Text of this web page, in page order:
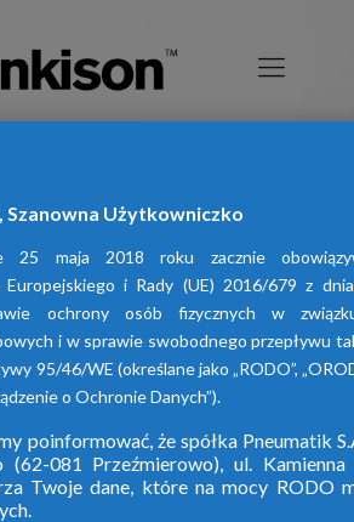
spusty
serii EDD
wyróżniające się
Poniżej przedstawiamy
Użytkowniczko
25 maja 2018 roku zacznie
Europejskiego i Rady (UE) 2016/679 z
ochrony osób fizycznych w
i w sprawie swobodnego przepływu
95/46/WE (określane jako „RODO”,
o Ochronie Danych”).
poinformować, że spółka Pneumatik
081 Przeźmierowo), ul. Kamienna
Twoje dane, które na mocy RODO